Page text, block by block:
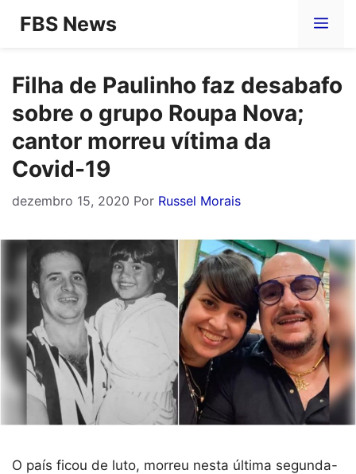
Pular
conteúdo
FBS News
Filha de Paulinho faz desabafo
sobre o grupo Roupa Nova;
cantor morreu vítima da
Covid-19
dezembro 15, 2020 Por Russel Morais
O país ficou de luto, morreu nesta última segunda-